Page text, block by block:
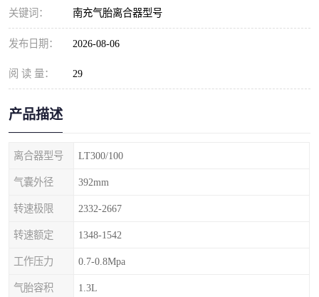
关键词： 南充气胎离合器型号
发布日期： 2026-08-06
阅 读 量： 29
产品描述
离合器型号 LT300/100
气囊外径 392mm
转速极限 2332-2667
转速额定 1348-1542
工作压力 0.7-0.8Mpa
气胎容积 1.3L